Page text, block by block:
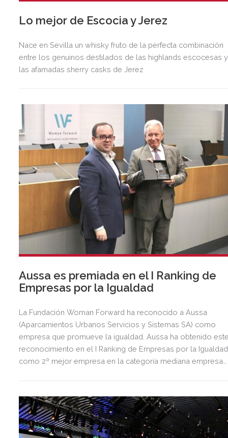
Lo mejor de Escocia y Jerez
Nace en Sevilla un whisky fruto de la perfecta combinación
entre los genuinos destilados de las highlands escocesas y
las afamadas sherry casks de Jerez
Aussa es premiada en el I Ranking de
Empresas por la Igualdad
La Fundación Woman Forward ha reconocido a Aussa
(Aparcamientos Urbanos Servicios y Sistemas SA) como
empresa que promueve la igualdad. Aussa ha obtenido
reconocimiento en el I Ranking de Empresas por la Igualdad
como 2º mejor empresa en la categoría mediana empresa